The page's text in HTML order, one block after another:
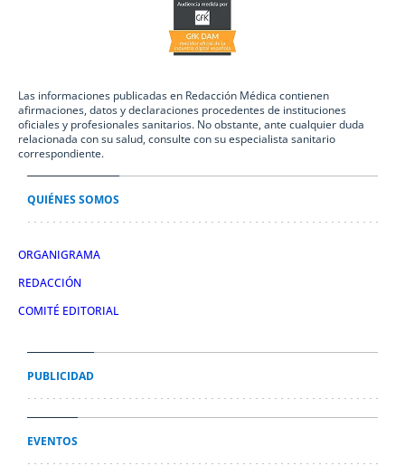
Las informaciones publicadas en Redacción Médica contienen
afirmaciones, datos y declaraciones procedentes de instituciones
oficiales y profesionales sanitarios. No obstante, ante cualquier duda
relacionada con su salud, consulte con su especialista sanitario
correspondiente.
QUIÉNES SOMOS
ORGANIGRAMA
REDACCIÓN
COMITÉ EDITORIAL
PUBLICIDAD
EVENTOS